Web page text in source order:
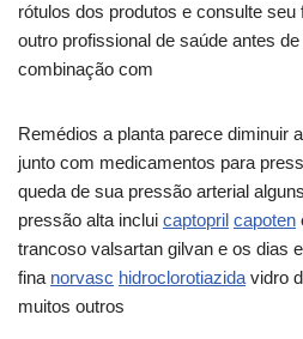
rótulos dos produtos e consulte
outro profissional de saúde antes
combinação com
Remédios a planta parece diminuir
junto com medicamentos para
queda de sua pressão arterial
pressão alta inclui captopril capoten
trancoso valsartan gilvan e os dias
fina norvasc hidroclorotiazida vidro
muitos outros